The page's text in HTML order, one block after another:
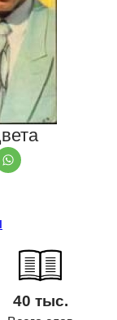
40 тыс.